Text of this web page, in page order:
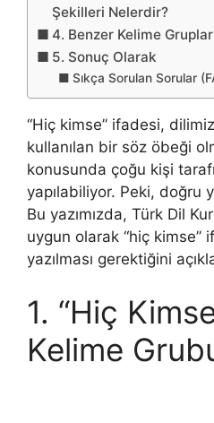
Şekilleri Nelerdir?
4. Benzer Kelime
5. Sonuç Olarak
Sıkça Sorulan Sorular
“Hiç kimse” ifadesi,
kullanılan bir söz öbeği
konusunda çoğu kişi
yapılabiliyor. Peki, doğru
Bu yazımızda, Türk Dil
uygun olarak “hiç kimse”
yazılması gerektiğini
1. “Hiç
Kelime